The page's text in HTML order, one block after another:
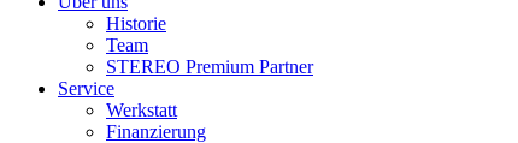
Historie
Team
STEREO Premium Partner
Service
Werkstatt
Finanzierung